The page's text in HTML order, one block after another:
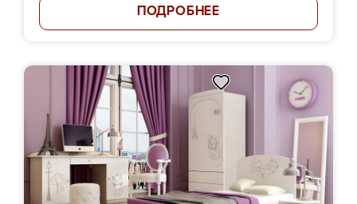
ПОДРОБНЕЕ